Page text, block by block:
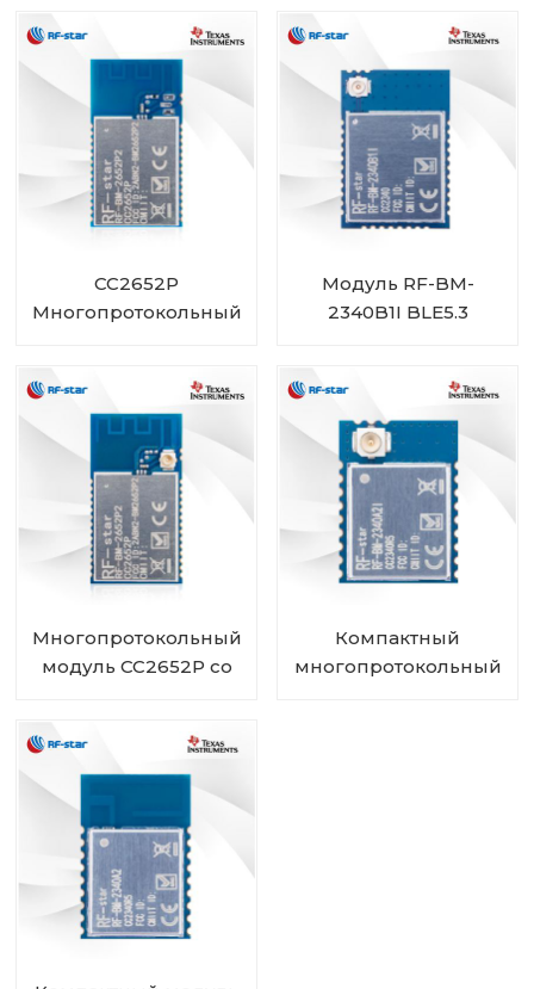
CC2652P
Многопротокольный
усилителем
мощности RF-BM-
2652P2
Модуль RF-BM-
2340B1I BLE5.3
Многопротокольный
модуль CC2652P со
Компактный
многопротокольный